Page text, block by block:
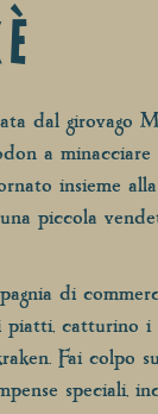
dal girovago
a
insieme
piccola
di
catturino i
Fai colpo
speciali,